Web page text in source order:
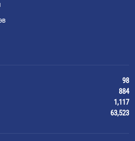
98
884
1,117
63,523